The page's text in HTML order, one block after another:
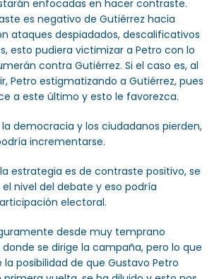
enfocadas en hacer contraste.
es negativo de Gutiérrez hacia
ataques despiadados, descalificativos
esto pudiera victimizar a Petro con lo
contra Gutiérrez. Si el caso es, al
Petro estigmatizando a Gutiérrez, pues
a este último y esto le favorezca.
la democracia y los ciudadanos pierden,
incrementarse.
estrategia es de contraste positivo, se
nivel del debate y eso podría
electoral.
desde muy temprano
se dirige la campaña, pero lo que
posibilidad de que Gustavo Petro